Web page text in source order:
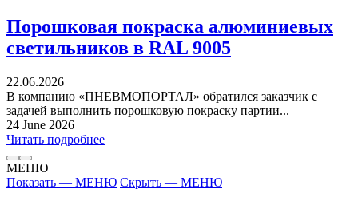
Порошковая покраска алюминиевых
светильников в RAL 9005
22.06.2026
В компанию «ПНЕВМОПОРТАЛ» обратился заказчик с
задачей выполнить порошковую покраску партии...
24 June 2026
Читать подробнее
МЕНЮ
Показать — МЕНЮ Скрыть — МЕНЮ